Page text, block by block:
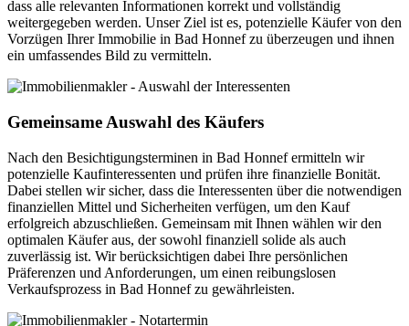
dass alle relevanten Informationen korrekt und vollständig
weitergegeben werden. Unser Ziel ist es, potenzielle Käufer von den
Vorzügen Ihrer Immobilie in Bad Honnef zu überzeugen und ihnen
ein umfassendes Bild zu vermitteln.
Gemeinsame Auswahl des Käufers
Nach den Besichtigungsterminen in Bad Honnef ermitteln wir
potenzielle Kaufinteressenten und prüfen ihre finanzielle Bonität.
Dabei stellen wir sicher, dass die Interessenten über die notwendigen
finanziellen Mittel und Sicherheiten verfügen, um den Kauf
erfolgreich abzuschließen. Gemeinsam mit Ihnen wählen wir den
optimalen Käufer aus, der sowohl finanziell solide als auch
zuverlässig ist. Wir berücksichtigen dabei Ihre persönlichen
Präferenzen und Anforderungen, um einen reibungslosen
Verkaufsprozess in Bad Honnef zu gewährleisten.